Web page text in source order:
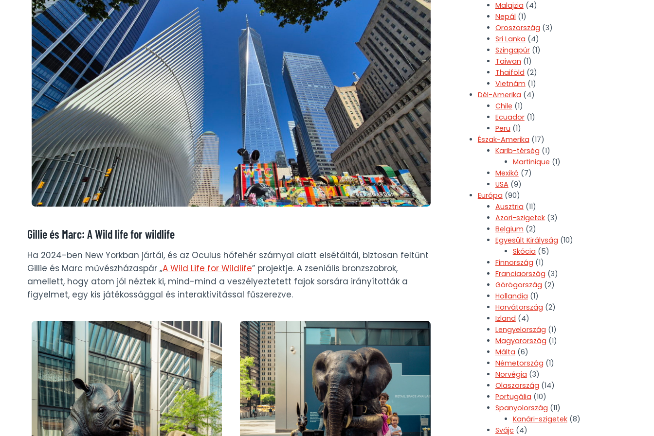
Gillie és Marc: A Wild life for wildlife
Ha 2024-ben New Yorkban jártál, és az Oculus hófehér szárnyai alatt elsétáltál, biztosan feltűnt
Gillie és Marc művészházaspár „A Wild Life for Wildlife” projektje. A zseniális bronzszobrok,
amellett, hogy atom jól néztek ki, mind-mind a veszélyeztetett fajok sorsára irányították a
figyelmet, egy kis játékossággal és interaktivitással fűszerezve.
Malajzia (4)
Nepál (1)
Oroszország (3)
Sri Lanka (4)
Szingapúr(1)
Taiwan (1)
Thaiföld (2)
Vietnám (1)
Dél-Amerika (4)
Chile (1)
Ecuador(1)
Peru (1)
Észak-Amerika (17)
Karib-térség (1)
Martinique (1)
Mexikó (7)
USA (9)
Európa (90)
Ausztria (11)
Azori-szigetek(3)
Belgium (2)
Egyesült Királyság (10)
Skócia (5)
Finnország (1)
Franciaország (3)
Görögország (2)
Hollandia (1)
Horvátország (2)
Izland (4)
Lengyelország (1)
Magyarország (1)
Málta (6)
Németország (1)
Norvégia (3)
Olaszország (14)
Portugália (10)
Spanyolország (11)
Kanári-szigetek(8)
Svájc (4)